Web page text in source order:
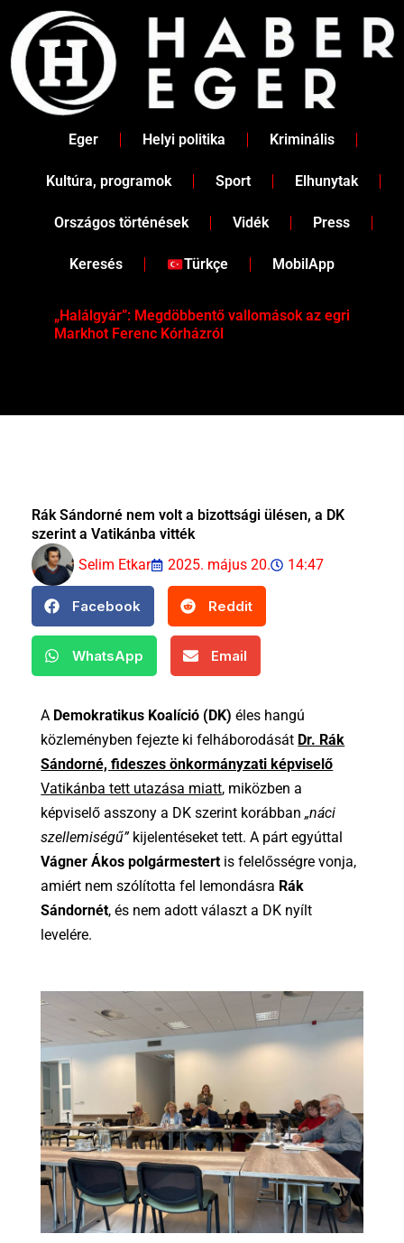
content
Eger Helyi politika Kriminális
Kultúra, programok Sport Elhunytak
Országos történések Vidék Press
Keresés Türkçe MobilApp
„Halálgyár”: Megdöbbentő vallomások az egri
Markhot Ferenc Kórházról
Rák Sándorné nem volt a bizottsági ülésen, a DK
szerint a Vatikánba vitték
Selim Etkar
2025. május 20. 14:47
Facebook Reddit
WhatsApp Email
A Demokratikus Koalíció (DK) éles hangú
közleményben fejezte ki felháborodását Dr. Rák
Sándorné, fideszes önkormányzati képviselő
Vatikánba tett utazása miatt, miközben a
képviselő asszony a DK szerint korábban„náci
szellemiségű”kijelentéseket tett. A párt egyúttal
Vágner Ákos polgármestert is felelősségre vonja,
amiért nem szólította fel lemondásra Rák
Sándornét, és nem adott választ a DK nyílt
levelére.